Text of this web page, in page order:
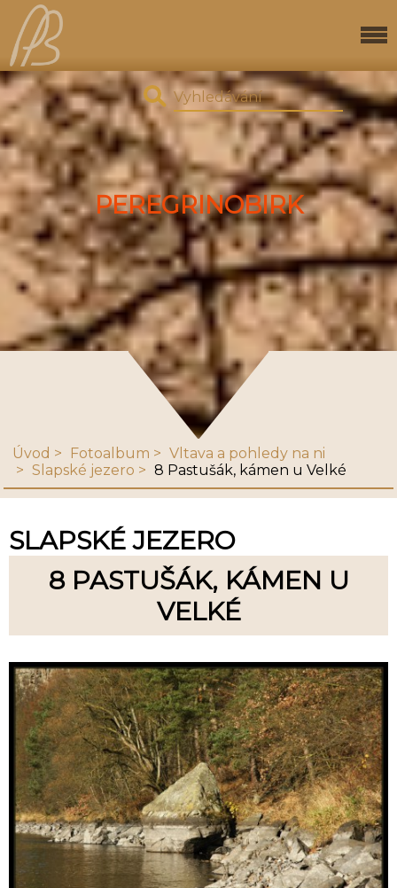
PEREGRINOBIRK
Úvod Fotoalbum
Vltava a pohledy na ni
Slapské jezero
8 Pastušák, kámen u Velké
SLAPSKÉ JEZERO
8 PASTUŠÁK, KÁMEN U
VELKÉ